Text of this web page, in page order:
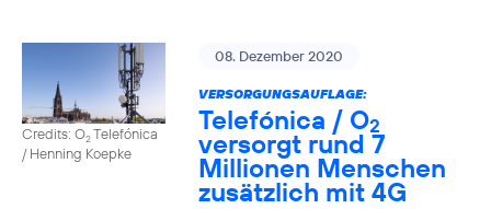
Credits: O2Telefónica
/ Henning Koepke
08. Dezember 2020
VERSORGUNGSAUFLAGE:
Telefónica / O2
versorgt rund 7
Millionen Menschen
zusätzlich mit 4G